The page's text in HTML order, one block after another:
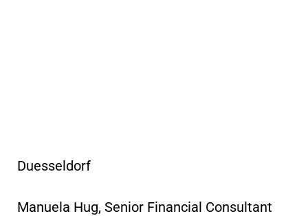
Duesseldorf
Manuela Hug, Senior Financial Consultant